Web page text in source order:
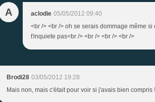
A aclodie 05/05/2012 09:40
<br /> <br /> oh se serais dommage même
t'inquiete pas<br /> <br /> <br /> <br />
Brodi28 03/05/2012 19:28
Mais non, mais c'était pour voir si j'avais bien compris